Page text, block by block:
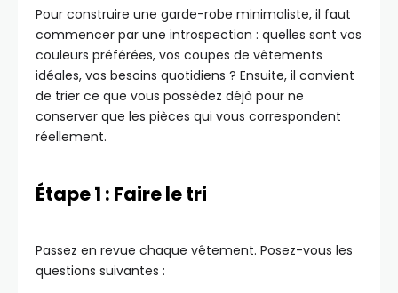
Pour construire une garde-robe minimaliste, il faut
commencer par une introspection : quelles sont vos
couleurs préférées, vos coupes de vêtements
idéales, vos besoins quotidiens ? Ensuite, il convient
de trier ce que vous possédez déjà pour ne
conserver que les pièces qui vous correspondent
réellement.
Étape 1 : Faire le tri
Passez en revue chaque vêtement. Posez-vous les
questions suivantes :